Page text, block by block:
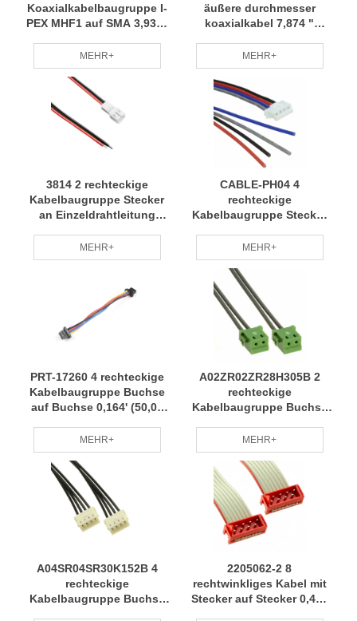
Koaxialkabelbaugruppe I-
PEX MHF1 auf SMA 3,937"
Kabelbaumstabilität und
schnelle Lieferung RCD
MEHR+
äußere durchmesser
koaxialkabel 7,874 "
charge anpassung
professionelle team RCD
MEHR+
3814 2 rechteckige
Kabelbaugruppe Stecker
an Einzeldrahtleitung
Zoll) Kabelbaum
Professionelles Team
MEHR+
CABLE-PH04 4
rechteckige
Kabelbaugruppe Stecker
0,656' (200,00 mm, 7,87
Zoll) Kabelbaum weit
verbreitet für grünen
Umweltschutz RCD
MEHR+
PRT-17260 4 rechteckige
Kabelbaugruppe Buchse
auf Buchse 0,164' (50,00
grün, umweltfreundlich,
energiesparend und
verbrauchsreduzierend
RCD
MEHR+
A02ZR02ZR28H305B 2
rechteckige
Kabelbaugruppe Buchse
mm) Kabelbaum mit
langjähriger Erfahrung in
der professionellen
Herstellung von RCD
MEHR+
A04SR04SR30K152B 4
rechteckige
Kabelbaugruppe Buchse
2205062-2 8
rechtwinkliges Kabel mit
Stecker auf Stecker 0,492